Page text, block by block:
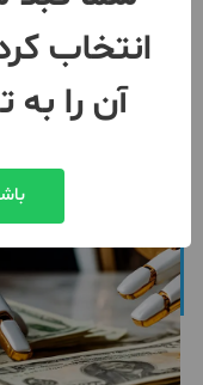
انتخاب
آن را به